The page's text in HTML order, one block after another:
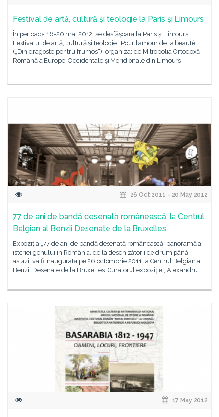
Festival de artă, cultură și teologie la Paris și Limours
În perioada 16-20 mai 2012, se desfășoară la Paris și Limours
Festivalul de artă, cultură și teologie „Pour l’amour de la beauté“
(„Din dragoste pentru frumos“), organizat de Mitropolia Ortodoxă
Română a Europei Occidentale și Meridionale din Limours
26 Oct 2011 - 20 May 2012
77 de ani de bandă desenată românească, la Centrul
Belgian al Benzii Desenate de la Bruxelles
Expoziţia „77 de ani de bandă desenată românească, panoramă a
istoriei genului în România, de la deschizătorii de drum până
astăzi, va fi inaugurată pe 26 octombrie 2011 la Centrul Belgian al
Benzii Desenate de la Bruxelles. Curatorul expoziţiei, Alexandru
17 May 2012